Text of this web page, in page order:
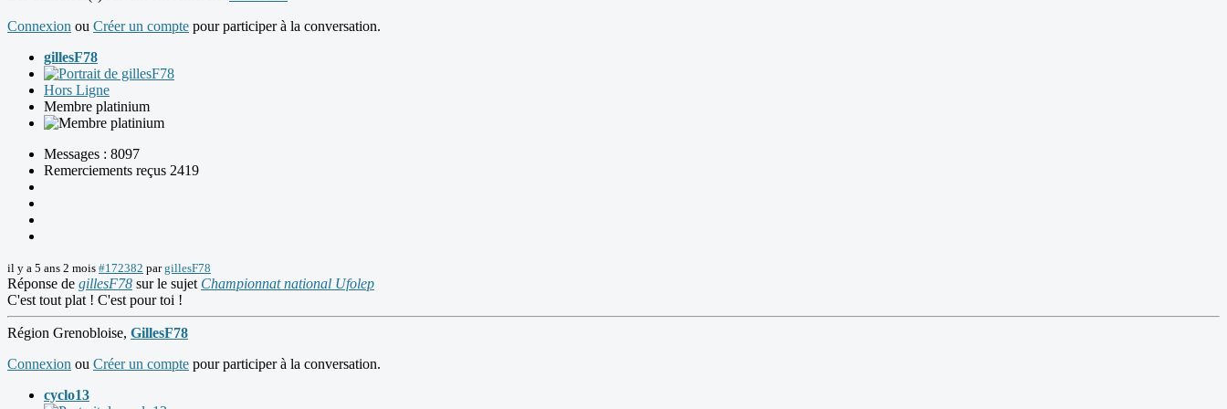
Connexion ou Créer un compte pour participer à la conversation.
gillesF78
Hors Ligne
Membre platinium
Messages : 8097
Remerciements reçus 2419
il y a 5 ans 2 mois #172382 pargillesF78
Réponse de gillesF78 sur le sujet Championnat national Ufolep
C'est tout plat ! C'est pour toi !
Région Grenobloise, GillesF78
Connexion ou Créer un compte pour participer à la conversation.
cyclo13